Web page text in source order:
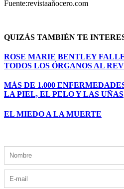
Fuente:revistaañocero.com
QUIZÁS TAMBIÉN TE
ROSE MARIE BENTLEY
TODOS LOS ÓRGANOS AL
MÁS DE 1.000
LA PIEL, EL PELO Y LAS UÑAS
EL MIEDO A LA MUERTE